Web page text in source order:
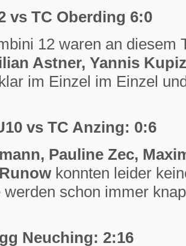
vs TC Oberding 6:0
12 waren an diesem
Astner, Yannis Kupiz
im Einzel im Einzel
vs TC Anzing: 0:6
Pauline Zec,
konnten leider
werden schon immer
Neuching: 2:16